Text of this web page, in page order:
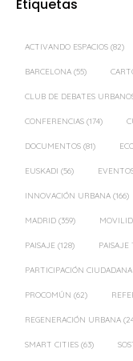
Etiquetas
ACTIVANDO ESPACIOS (82)
BARCELONA (55)
CLUB DE DEBATES
CONFERENCIAS (174)
DOCUMENTOS (81)
EUSKADI (56)
INNOVACIÓN URBANA (166)
MADRID (359)
PAISAJE (128) PAISAJE
PARTICIPACIÓN CIUDADANA
PROCOMÚN (62)
REGENERACIÓN URBANA
SMART CITIES (63)